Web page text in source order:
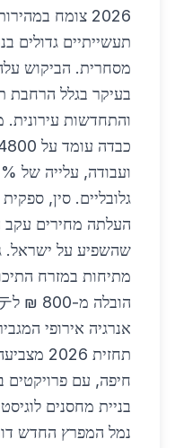
2026 צומח
תעשייתיים גדולים
בעיקר בגלל הרחבת
והתחדשות עירונית.
העלתה מחירים עקב
שהשפיע על ישראל.
מתיחות במזרח
אנרגיה אירופי
בניית מחסנים